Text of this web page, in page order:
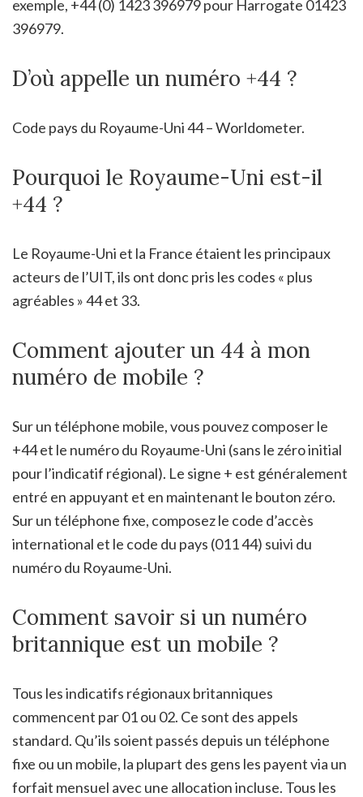
exemple, +44 (0) 1423 396979 pour Harrogate 01423
396979.
D’où appelle un numéro +44 ?
Code pays du Royaume-Uni 44 – Worldometer.
Pourquoi le Royaume-Uni est-il
+44 ?
Le Royaume-Uni et la France étaient les principaux
acteurs de l’UIT, ils ont donc pris les codes « plus
agréables » 44 et 33.
Comment ajouter un 44 à mon
numéro de mobile ?
Sur un téléphone mobile, vous pouvez composer le
+44 et le numéro du Royaume-Uni (sans le zéro initial
pour l’indicatif régional). Le signe + est généralement
entré en appuyant et en maintenant le bouton zéro.
Sur un téléphone fixe, composez le code d’accès
international et le code du pays (011 44) suivi du
numéro du Royaume-Uni.
Comment savoir si un numéro
britannique est un mobile ?
Tous les indicatifs régionaux britanniques
commencent par 01 ou 02. Ce sont des appels
standard. Qu’ils soient passés depuis un téléphone
fixe ou un mobile, la plupart des gens les payent via un
forfait mensuel avec une allocation incluse. Tous les